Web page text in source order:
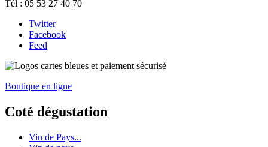
Tél : 05 53 27 40 70
Twitter
Facebook
Feed
Boutique en ligne
Coté dégustation
Vin de Pays...